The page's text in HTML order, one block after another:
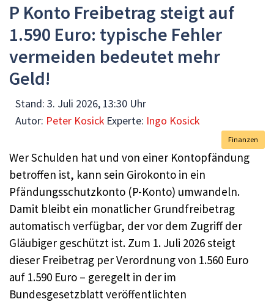
P Konto Freibetrag steigt auf
1.590 Euro: typische Fehler
vermeiden bedeutet mehr
Geld!
Stand: 3. Juli 2026, 13:30 Uhr
Autor: Peter Kosick Experte: Ingo Kosick
Finanzen
Wer Schulden hat und von einer Kontopfändung
betroffen ist, kann sein Girokonto in ein
Pfändungsschutzkonto (P-Konto) umwandeln.
Damit bleibt ein monatlicher Grundfreibetrag
automatisch verfügbar, der vor dem Zugriff der
Gläubiger geschützt ist. Zum 1. Juli 2026 steigt
dieser Freibetrag per Verordnung von 1.560 Euro
auf 1.590 Euro – geregelt in der im
Bundesgesetzblatt veröffentlichten